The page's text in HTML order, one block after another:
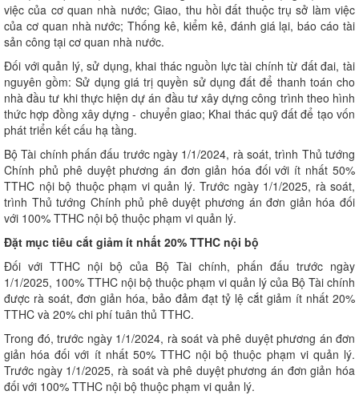
việc của cơ quan nhà nước; Giao, thu hồi đất thuộc trụ sở làm việc
của cơ quan nhà nước; Thống kê, kiểm kê, đánh giá lại, báo cáo tài
sản công tại cơ quan nhà nước.
Đối với quản lý, sử dụng, khai thác nguồn lực tài chính từ đất đai, tài
nguyên gồm: Sử dụng giá trị quyền sử dụng đất để thanh toán cho
nhà đầu tư khi thực hiện dự án đầu tư xây dựng công trình theo hình
thức hợp đồng xây dựng - chuyển giao; Khai thác quỹ đất để tạo vốn
phát triển kết cấu hạ tầng.
Bộ Tài chính phấn đấu trước ngày 1/1/2024, rà soát, trình Thủ tướng
Chính phủ phê duyệt phương án đơn giản hóa đối với ít nhất 50%
TTHC nội bộ thuộc phạm vi quản lý. Trước ngày 1/1/2025, rà soát,
trình Thủ tướng Chính phủ phê duyệt phương án đơn giản hóa đối
với 100% TTHC nội bộ thuộc phạm vi quản lý.
Đặt mục tiêu cắt giảm ít nhất 20% TTHC nội bộ
Đối với TTHC nội bộ của Bộ Tài chính, phấn đấu trước ngày
1/1/2025, 100% TTHC nội bộ thuộc phạm vi quản lý của Bộ Tài chính
được rà soát, đơn giản hóa, bảo đảm đạt tỷ lệ cắt giảm ít nhất 20%
TTHC và 20% chi phí tuân thủ TTHC.
Trong đó, trước ngày 1/1/2024, rà soát và phê duyệt phương án đơn
giản hóa đối với ít nhất 50% TTHC nội bộ thuộc phạm vi quản lý.
Trước ngày 1/1/2025, rà soát và phê duyệt phương án đơn giản hóa
đối với 100% TTHC nội bộ thuộc phạm vi quản lý.